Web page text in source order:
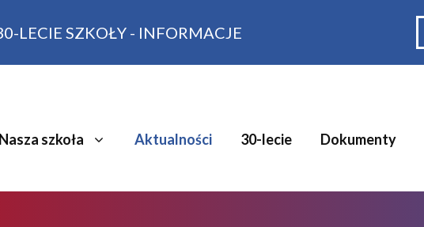
LECIE SZKOŁY - INFORMACJE
Nasza szkoła Aktualności 30-lecie Dokumenty